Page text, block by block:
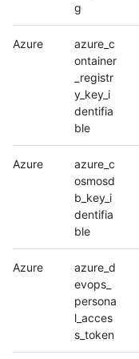
g
Azure
azure_c
ontainer
_registr
y_key_i
dentifia
ble
Azure
azure_c
osmosd
b_key_i
dentifia
ble
Azure
azure_d
evops_
persona
l_acces
s_token